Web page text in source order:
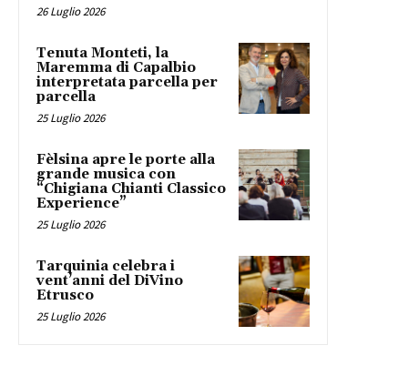
26 Luglio 2026
Tenuta Monteti, la
Maremma di Capalbio
interpretata parcella per
parcella
25 Luglio 2026
Fèlsina apre le porte alla
grande musica con
“Chigiana Chianti Classico
Experience”
25 Luglio 2026
Tarquinia celebra i
vent’anni del DiVino
Etrusco
25 Luglio 2026